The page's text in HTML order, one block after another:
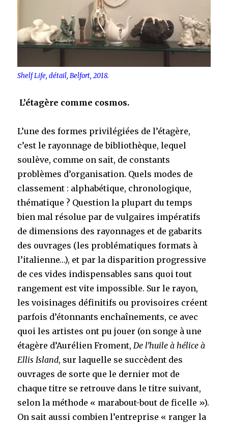
Shelf Life, détail, Belfort, 2018.
L’étagère comme cosmos.
L’une des formes privilégiées de l’étagère,
c’est le rayonnage de bibliothèque, lequel
soulève, comme on sait, de constants
problèmes d’organisation. Quels modes de
classement : alphabétique, chronologique,
thématique ? Question la plupart du temps
bien mal résolue par de vulgaires impératifs
de dimensions des rayonnages et de gabarits
des ouvrages (les problématiques formats à
l’italienne…), et par la disparition progressive
de ces vides indispensables sans quoi tout
rangement est vite impossible. Sur le rayon,
les voisinages définitifs ou provisoires créent
parfois d’étonnants enchaînements, ce avec
quoi les artistes ont pu jouer (on songe à une
étagère d’Aurélien Froment, De l’huile à hélice à
Ellis Island, sur laquelle se succèdent des
ouvrages de sorte que le dernier mot de
chaque titre se retrouve dans le titre suivant,
selon la méthode « marabout-bout de ficelle »).
On sait aussi combien l’entreprise « ranger la